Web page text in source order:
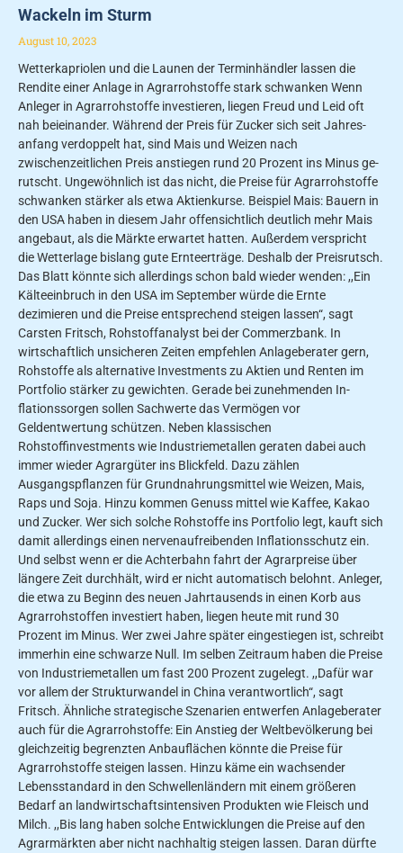
Wackeln im Sturm
August 10, 2023
Wetterkapriolen und die Launen der Terminhändler lassen die
Rendite einer Anlage in Agrarrohstoffe stark schwanken Wenn
Anleger in Agrarrohstoffe investieren, liegen Freud und Leid oft
nah beieinander. Wäh­rend der Preis für Zucker sich seit Jahres­
anfang verdoppelt hat, sind Mais und Weizen nach
zwischenzeitlichen Preis­ anstiegen rund 20 Prozent ins Minus ge­
rutscht. Ungewöhnlich ist das nicht, die Preise für Agrarrohstoffe
schwanken stärker als etwa Aktienkurse. Beispiel Mais: Bauern in
den USA haben in die­sem Jahr offensichtlich deutlich mehr Mais
angebaut, als die Märkte erwartet hatten. Außerdem verspricht
die Wetterlage bislang gute Ernteerträge. Deshalb der Preisrutsch.
Das Blatt könnte sich allerdings schon bald wieder wenden: ,,Ein
Kälteeinbruch in den USA im Sep­tember würde die Ernte
dezimieren und die Preise entsprechend steigen lassen“, sagt
Carsten Fritsch, Rohstoffanalyst bei der Commerzbank. In
wirtschaftlich unsicheren Zeiten empfehlen Anlageberater gern,
Roh­stoffe als alternative Investments zu Aktien und Renten im
Portfolio stärker zu gewichten. Gerade bei zunehmenden In­
flationssorgen sollen Sachwerte das Vermögen vor
Geldentwertung schützen. Neben klassischen
Rohstoffinvestments wie Industriemetallen geraten dabei auch
immer wieder Agrargüter ins Blickfeld. Dazu zählen
Ausgangspflanzen für Grundnahrungsmittel wie Weizen, Mais,
Raps und Soja. Hinzu kommen Genuss­ mittel wie Kaffee, Kakao
und Zucker. Wer sich solche Rohstoffe ins Portfolio legt, kauft sich
damit allerdings einen nervenaufreibenden Inflationsschutz ein.
Und selbst wenn er die Achterbahn fahrt der Agrarpreise über
längere Zeit durchhält, wird er nicht automatisch be­lohnt. Anleger,
die etwa zu Beginn des neuen Jahrtausends in einen Korb aus
Agrarrohstoffen investiert haben, liegen heute mit rund 30
Prozent im Minus. Wer zwei Jahre später eingestiegen ist, schreibt
immerhin eine schwarze Null. Im selben Zeitraum haben die Preise
von Industriemetallen um fast 200 Pro­zent zugelegt. ,,Dafür war
vor allem der Strukturwandel in China verantwort­lich“, sagt
Fritsch. Ähnliche strategische Szenarien entwerfen Anlageberater
auch für die Agrarrohstoffe: Ein Anstieg der Weltbevölkerung bei
gleichzeitig be­grenzten Anbauflächen könnte die Preise für
Agrarrohstoffe steigen lassen. Hinzu käme ein wachsender
Lebensstandard in den Schwellenländern mit einem größe­ren
Bedarf an landwirtschaftsintensiven Produkten wie Fleisch und
Milch. ,,Bis­ lang haben solche Entwicklungen die Preise auf den
Agrarmärkten aber nicht nachhaltig steigen lassen. Daran dürfte